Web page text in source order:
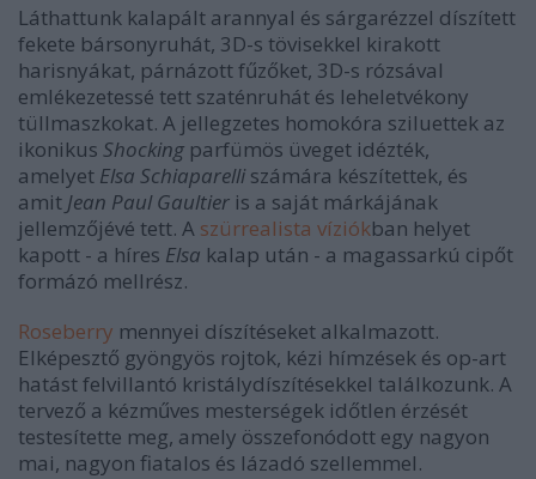
Láthattunk kalapált arannyal és sárgarézzel díszített
fekete bársonyruhát, 3D-s tövisekkel kirakott
harisnyákat, párnázott fűzőket, 3D-s rózsával
emlékezetessé tett szaténruhát és leheletvékony
tüllmaszkokat. A jellegzetes homokóra sziluettek az
ikonikus Shocking parfümös üveget idézték,
amelyet Elsa Schiaparelli számára készítettek, és
amit Jean Paul Gaultier is a saját márkájának
jellemzőjévé tett. A szürrealista víziókban helyet
kapott - a híres Elsa kalap után - a magassarkú cipőt
formázó mellrész.
Roseberry mennyei díszítéseket alkalmazott.
Elképesztő gyöngyös rojtok, kézi hímzések és op-art
hatást felvillantó kristálydíszítésekkel találkozunk. A
tervező a kézműves mesterségek időtlen érzését
testesítette meg, amely összefonódott egy nagyon
mai, nagyon fiatalos és lázadó szellemmel.